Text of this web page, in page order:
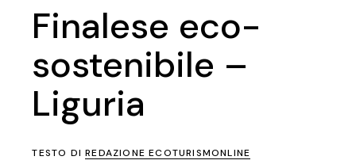
Finalese eco-
sostenibile –
Liguria
TESTO DIREDAZIONE ECOTURISMONLINE